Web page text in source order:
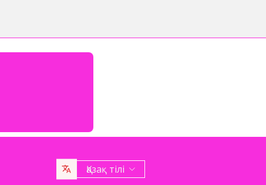
Қазақ тілі